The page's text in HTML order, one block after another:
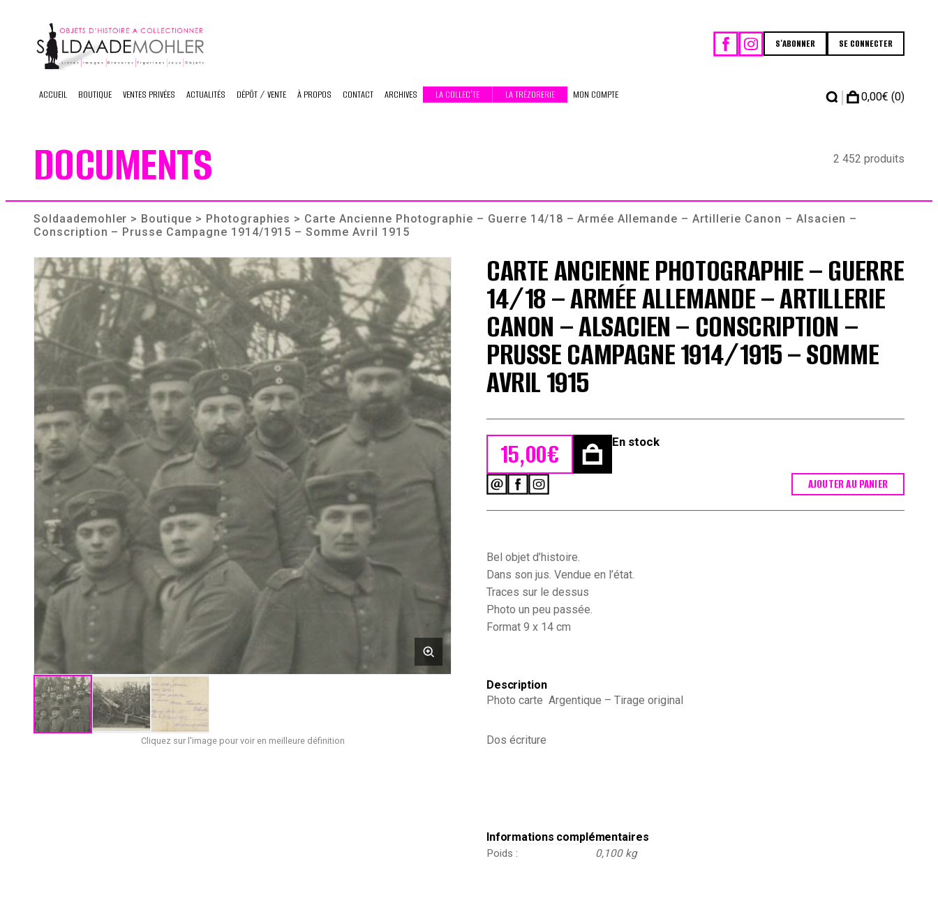
content
S'ABONNER SE CONNECTER
ACCUEIL BOUTIQUE VENTES PRIVÉES ACTUALITÉS DÉPÔT / VENTE À PROPOS CONTACT ARCHIVES LA COLLEC’TE LA TRÉZORERIE MON COMPTE | 0,00€ (0)
DOCUMENTS 2 452 produits
Soldaademohler > Boutique > Photographies > Carte Ancienne Photographie – Guerre 14/18 – Armée Allemande – Artillerie Canon – Alsacien –
Conscription – Prusse Campagne 1914/1915 – Somme Avril 1915
Cliquez sur l'image pour voir en meilleure définition
CARTE ANCIENNE PHOTOGRAPHIE – GUERRE
14/18 – ARMÉE ALLEMANDE – ARTILLERIE
CANON – ALSACIEN – CONSCRIPTION –
PRUSSE CAMPAGNE 1914/1915 – SOMME
AVRIL 1915
15,00€ En stock
-
Guerre
14/18
-
Armée
Allemande
-
AJOUTER AU PANIER
Bel objet d’histoire.
Dans son jus. Vendue en l’état.
Traces sur le dessus
Photo un peu passée.
Format 9 x 14 cm
Description
Photo carte Argentique – Tirage original
Dos écriture
Informations complémentaires
Poids 0,100 kg